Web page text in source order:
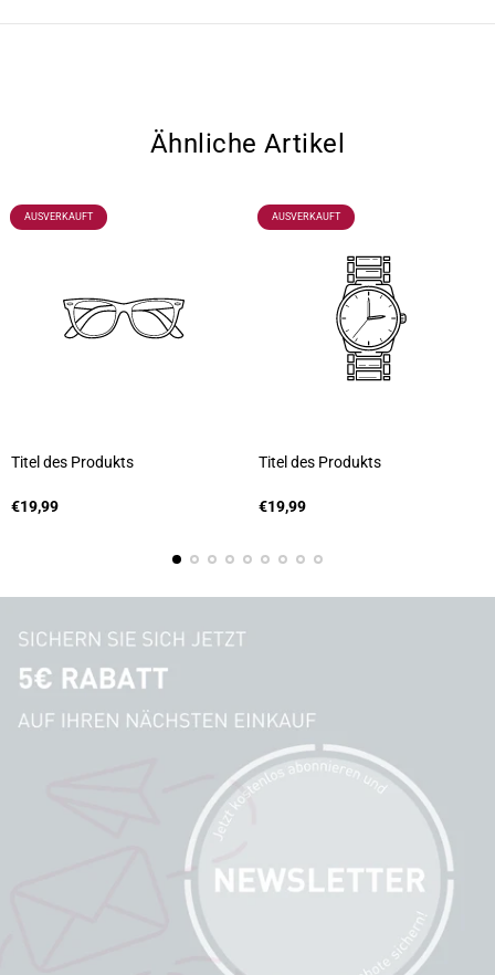
Ähnliche Artikel
PRODUKTBEZEICHNUNG:
AUSVERKAUFT
Titel des Produkts
n
e
Regulärer
€19,99
PRODUKTBEZEICHNUNG:
AUSVERKAUFT
Titel des Produkts
n
e
e
Regulärer
€19,99